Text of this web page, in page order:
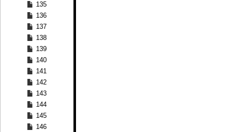
135
136
137
138
139
140
141
142
143
144
145
146